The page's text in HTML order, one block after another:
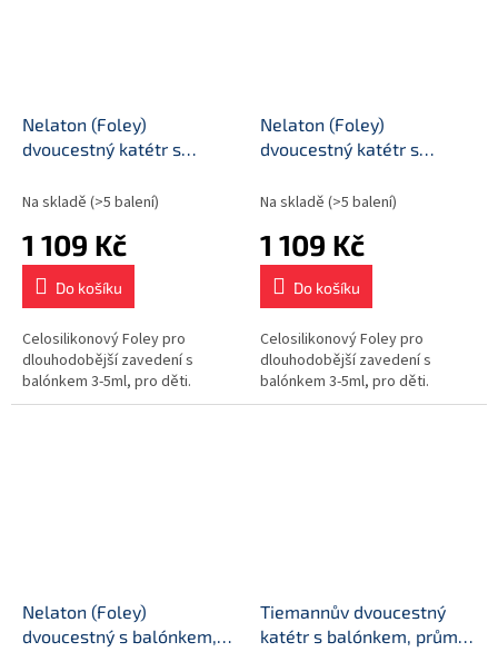
Nelaton (Foley)
dvoucestný katétr s
Na skladě (>5 balení)
1 109 Kč
Do košíku
Celosilikonový Foley pro
dlouhodobější zavedení s
balónkem 3-5ml, pro děti.
Nelaton (Foley)
dvoucestný katétr s
Na skladě (>5 balení)
1 109 Kč
Do košíku
Celosilikonový Foley pro
dlouhodobější zavedení s
balónkem 3-5ml, pro děti.
Nelaton (Foley)
dvoucestný s balónkem,
Tiemannův dvoucestný
katétr s balónkem, průměr